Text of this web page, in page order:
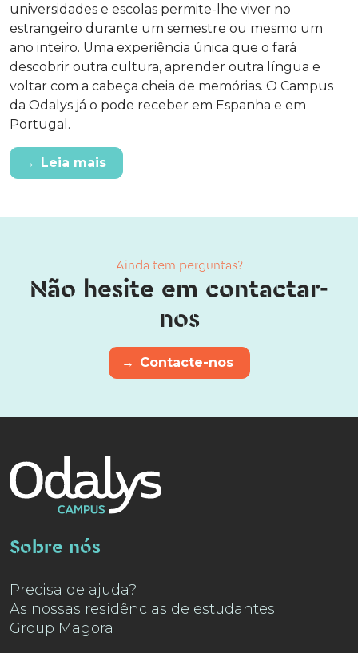
universidades e escolas permite-lhe viver no
estrangeiro durante um semestre ou mesmo um
ano inteiro. Uma experiência única que o fará
descobrir outra cultura, aprender outra língua e
voltar com a cabeça cheia de memórias. O Campus
da Odalys já o pode receber em Espanha e em
Portugal.
→ Leia mais
Ainda tem perguntas?
Não hesite em contactar-
nos
→ Contacte-nos
Sobre nós
Precisa de ajuda?
As nossas residências de estudantes
Group Magora